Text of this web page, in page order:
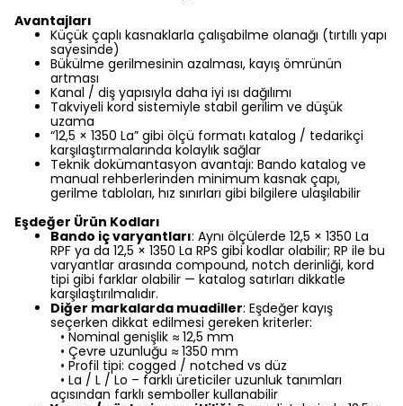
Avantajları
Küçük çaplı kasnaklarla çalışabilme olanağı (tırtıllı yapı
sayesinde)
Bükülme gerilmesinin azalması, kayış ömrünün
artması
Kanal / diş yapısıyla daha iyi ısı dağılımı
Takviyeli kord sistemiyle stabil gerilim ve düşük
uzama
“12,5 × 1350 La” gibi ölçü formatı katalog / tedarikçi
karşılaştırmalarında kolaylık sağlar
Teknik dokümantasyon avantajı: Bando katalog ve
manual rehberlerinden minimum kasnak çapı,
gerilme tabloları, hız sınırları gibi bilgilere ulaşılabilir
Eşdeğer Ürün Kodları
Bando iç varyantları: Aynı ölçülerde 12,5 × 1350 La
RPF ya da 12,5 × 1350 La RPS gibi kodlar olabilir; RP ile bu
varyantlar arasında compound, notch derinliği, kord
tipi gibi farklar olabilir — katalog satırları dikkatle
karşılaştırılmalıdır.
Diğer markalarda muadiller: Eşdeğer kayış
seçerken dikkat edilmesi gereken kriterler:
• Nominal genişlik ≈ 12,5 mm
• Çevre uzunluğu ≈ 1350 mm
• Profil tipi: cogged / notched vs düz
• La / L / Lo – farklı üreticiler uzunluk tanımları
açısından farklı semboller kullanabilir